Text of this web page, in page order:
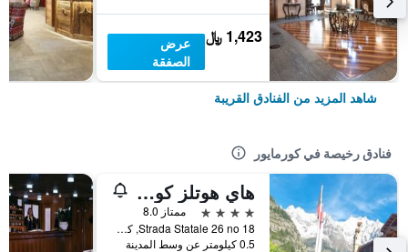
1,423 ﷼
عرض
الصفقة
شاهد المزيد من الفنادق القريبة
فنادق رخيصة في كورمايور
هاي هوتلز كورمايور مونت بلانك ريزورت
4 نجوم
ممتاز 8.0
Strada Statale 26 no 18, كورمايور, إقليم فالي دا أوستا, إيطاليا
0.5 كيلومتر عن وسط المدينة